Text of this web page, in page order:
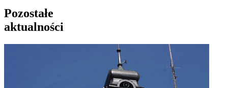
Pozostałe
aktualności